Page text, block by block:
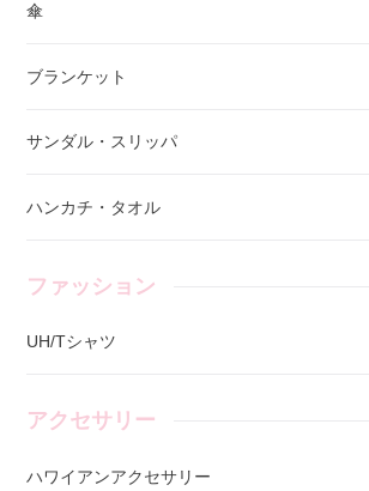
傘
ブランケット
サンダル・スリッパ
ハンカチ・タオル
ファッション
UH/Tシャツ
アクセサリー
ハワイアンアクセサリー